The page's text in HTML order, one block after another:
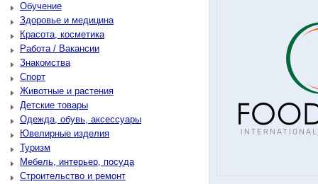
Обучение
Здоровье и медицина
Красота, косметика
Работа / Вакансии
Знакомства
Спорт
Животные и растения
Детские товары
Одежда, обувь, аксессуары
Ювелирные изделия
Туризм
Мебель, интерьер, посуда
Строительство и ремонт